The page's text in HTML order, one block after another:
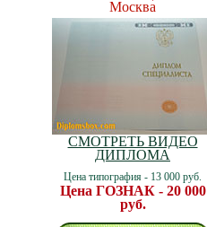
Москва
СМОТРЕТЬ ВИДЕО
ДИПЛОМА
Цена типография - 13 000 руб.
Цена ГОЗНАК - 20 000
руб.